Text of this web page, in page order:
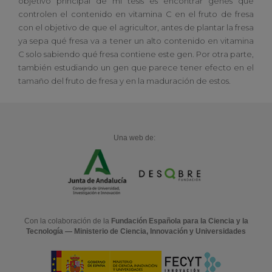
controlen el contenido en vitamina C en el fruto de fresa
con el objetivo de que el agricultor, antes de plantar la fresa
ya sepa qué fresa va a tener un alto contenido en vitamina
C solo sabiendo qué fresa contiene este gen. Por otra parte,
también estudiando un gen que parece tener efecto en el
tamaño del fruto de fresa y en la maduración de estos.
Una web de:
Con la colaboración de la Fundación Española para la Ciencia y la
Tecnología — Ministerio de Ciencia, Innovación y Universidades